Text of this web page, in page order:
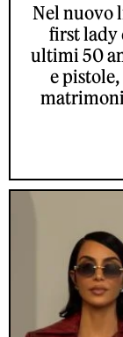
Nel nuovo
first lady
ultimi 50
e